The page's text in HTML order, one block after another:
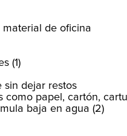
material de oficina
(1)
sin dejar restos
como papel, cartón,
baja en agua (2)